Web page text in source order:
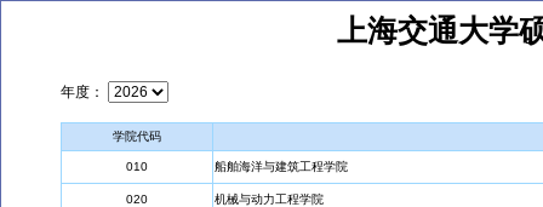
上海交通大学
年度：
学院代码
010 船舶海洋与建筑工程学院
020 机械与动力工程学院